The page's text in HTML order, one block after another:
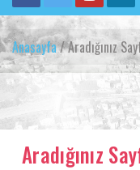
Anasayfa/ Aradığınız
Aradığınız